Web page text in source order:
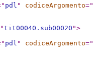
pdl " codiceArgomento="
tit00040.sub00020 ">
pdl " codiceArgomento="